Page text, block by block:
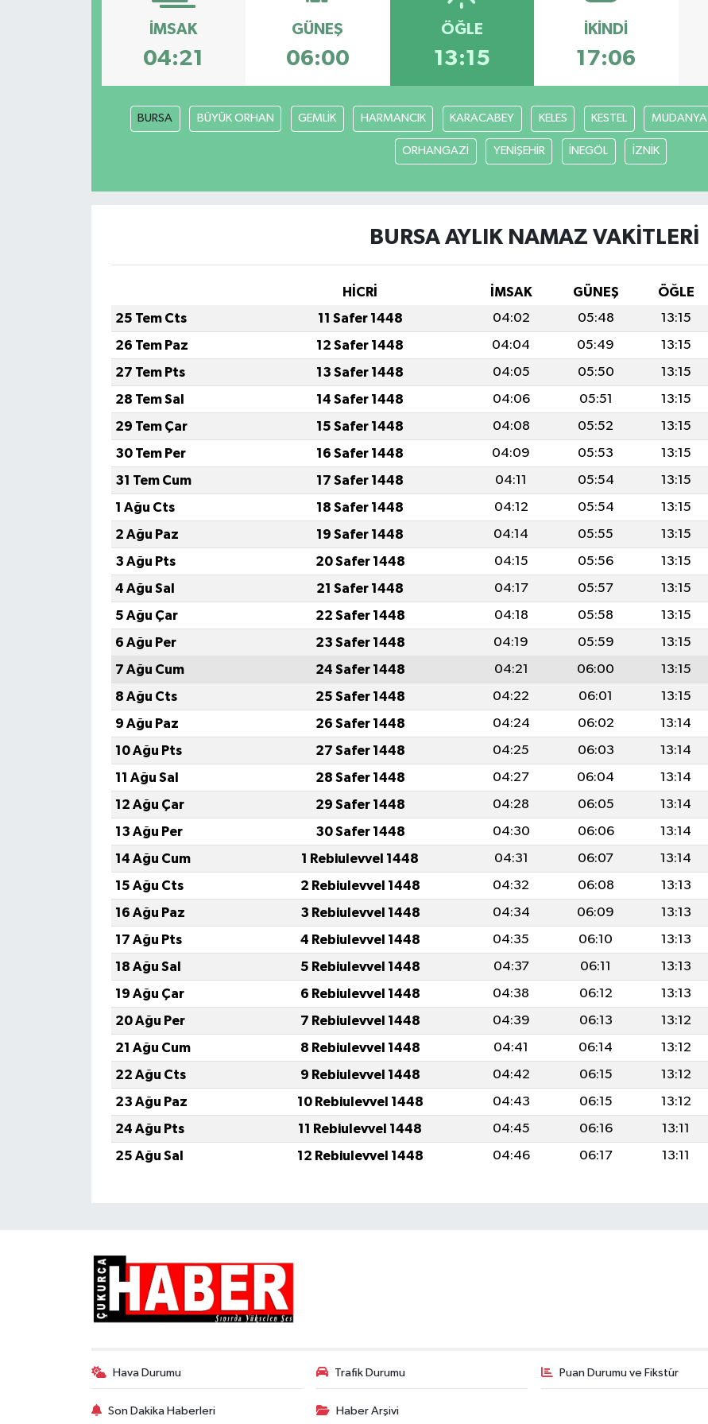
İMSAK
04:21
GÜNEŞ
06:00
ÖĞLE
13:15
İKINDI
17:06
BURSA BÜYÜK ORHAN GEMLİK HARMANCIK KARACABEY KELES KESTEL MUDANYA
ORHANGAZİ YENİŞEHİR İNEGÖL İZNİK
BURSA AYLIK NAMAZ VAKITLERI
HİCRİ İMSAK GÜNEŞ ÖĞLE
25 Tem Cts
11 Safer 1448 04:02 05:48 13:15
26 Tem Paz
12 Safer 1448 04:04 05:49 13:15
27 Tem Pts
13 Safer 1448 04:05 05:50 13:15
28 Tem Sal
14 Safer 1448 04:06 05:51 13:15
29 Tem Çar
15 Safer 1448 04:08 05:52 13:15
30 Tem Per
16 Safer 1448 04:09 05:53 13:15
31 Tem Cum
17 Safer 1448 04:11 05:54 13:15
1 Ağu Cts
18 Safer 1448 04:12 05:54 13:15
2 Ağu Paz
19 Safer 1448 04:14 05:55 13:15
3 Ağu Pts
20 Safer 1448 04:15 05:56 13:15
4 Ağu Sal
21 Safer 1448 04:17 05:57 13:15
5 Ağu Çar
22 Safer 1448 04:18 05:58 13:15
6 Ağu Per
23 Safer 1448 04:19 05:59 13:15
7 Ağu Cum
24 Safer 1448 04:21 06:00 13:15
8 Ağu Cts
25 Safer 1448 04:22 06:01 13:15
9 Ağu Paz
26 Safer 1448 04:24 06:02 13:14
10 Ağu Pts
27 Safer 1448 04:25 06:03 13:14
11 Ağu Sal
28 Safer 1448 04:27 06:04 13:14
12 Ağu Çar
29 Safer 1448 04:28 06:05 13:14
13 Ağu Per
30 Safer 1448 04:30 06:06 13:14
14 Ağu Cum
1 Rebiulevvel 1448 04:31 06:07 13:14
15 Ağu Cts
2 Rebiulevvel 1448 04:32 06:08 13:13
16 Ağu Paz
3 Rebiulevvel 1448 04:34 06:09 13:13
17 Ağu Pts
4 Rebiulevvel 1448 04:35 06:10 13:13
18 Ağu Sal
5 Rebiulevvel 1448 04:37 06:11 13:13
19 Ağu Çar
6 Rebiulevvel 1448 04:38 06:12 13:13
20 Ağu Per
7 Rebiulevvel 1448 04:39 06:13 13:12
21 Ağu Cum
8 Rebiulevvel 1448 04:41 06:14 13:12
22 Ağu Cts
9 Rebiulevvel 1448 04:42 06:15 13:12
23 Ağu Paz
10 Rebiulevvel 1448 04:43 06:15 13:12
24 Ağu Pts
11 Rebiulevvel 1448 04:45 06:16 13:11
25 Ağu Sal
12 Rebiulevvel 1448 04:46 06:17 13:11
Hava Durumu Trafik Durumu Puan Durumu ve Fikstür
Son Dakika Haberleri Haber Arşivi